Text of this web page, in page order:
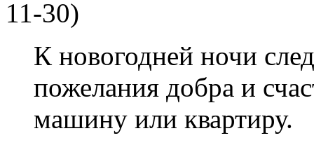
11-30)
К новогодней ночи
пожелания добра и
машину или квартиру.